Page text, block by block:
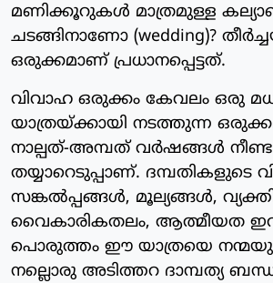
മണിക്കൂറുകൾ മാത്രമുള്ള
ചടങ്ങിനാണോ (wedding)?
ഒരുക്കമാണ് പ്രധാനപ്പെട്ടത്.
വിവാഹ ഒരുക്കം കേവലം ഒരു
യാത്രയ്ക്കായി നടത്തുന്ന
നാല്പത്-അമ്പത് വർഷങ്ങൾ
തയ്യാറെടുപ്പാണ്. ദമ്പതികളുടെ
സങ്കൽപ്പങ്ങൾ, മൂല്യങ്ങൾ,
വൈകാരികതലം, ആത്മീയത
പൊരുത്തം ഈ യാത്രയെ
നല്ലൊരു അടിത്തറ ദാമ്പത്യ